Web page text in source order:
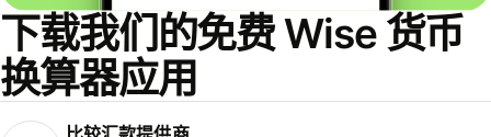
下载我们的免费 Wise 货币
换算器应用